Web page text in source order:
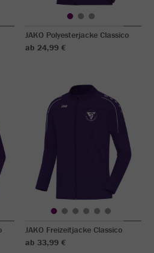
JAKO Polyesterjacke Classico
ab 24,99 €
JAKO Freizeitjacke Classico
ab 33,99 €